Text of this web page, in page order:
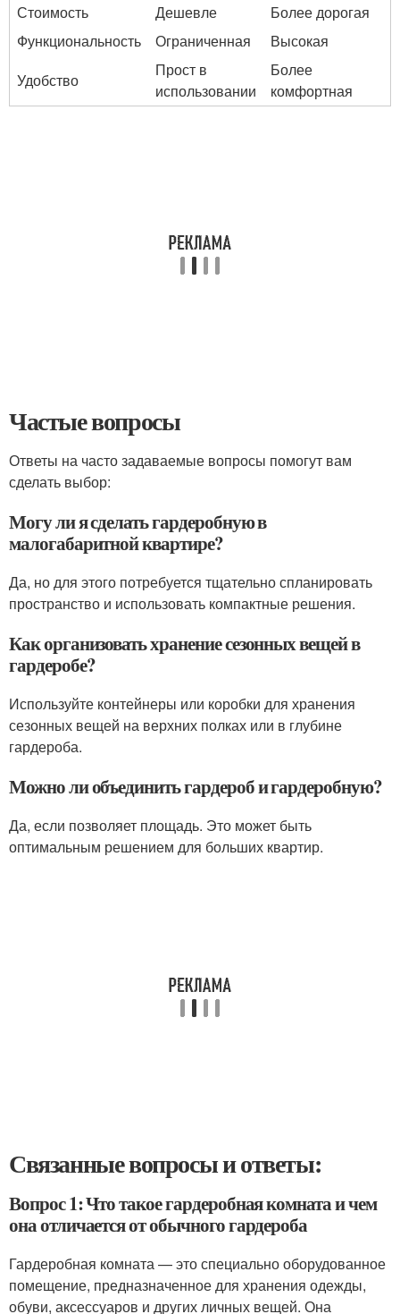
Стоимость
Дешевле
Более дорогая
Функциональность
Ограниченная
Высокая
Удобство
Прост в
использовании
Более
комфортная
Частые вопросы
Ответы на часто задаваемые вопросы помогут вам
сделать выбор:
Могу ли я сделать гардеробную в
малогабаритной квартире?
Да, но для этого потребуется тщательно спланировать
пространство и использовать компактные решения.
Как организовать хранение сезонных вещей в
гардеробе?
Используйте контейнеры или коробки для хранения
сезонных вещей на верхних полках или в глубине
гардероба.
Можно ли объединить гардероб и гардеробную?
Да, если позволяет площадь. Это может быть
оптимальным решением для больших квартир.
Связанные вопросы и ответы:
Вопрос 1: Что такое гардеробная комната и чем
она отличается от обычного гардероба
Гардеробная комната — это специально оборудованное
помещение, предназначенное для хранения одежды,
обуви, аксессуаров и других личных вещей. Она